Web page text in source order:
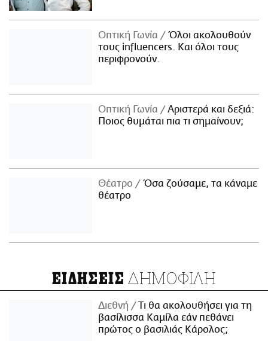
Οπτική Γωνία
Όλοι ακολουθούν
τους influencers. Και όλοι τους
περιφρονούν.
Οπτική Γωνία
Αριστερά και δεξιά:
Ποιος θυμάται πια τι σημαίνουν;
Θέατρο
Όσα ζούσαμε, τα κάναμε
θέατρο
ΕΙΔΗΣΕΙΣ ΔΗΜΟΦΙΛΗ
Διεθνή
Τι θα ακολουθήσει για τη
βασίλισσα Καμίλα εάν πεθάνει
πρώτος ο βασιλιάς Κάρολος;